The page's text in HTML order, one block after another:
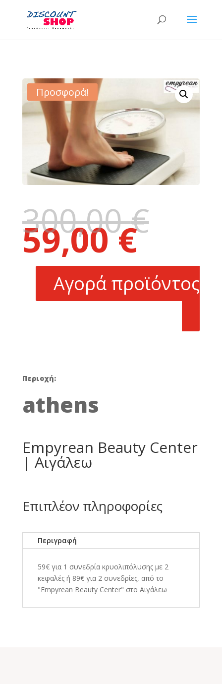
Προσφορά!
300,00€Original
59,00€Η
τιμή
είναι:
59,00 €.
Αγορά προϊόντος
Περιοχή:
athens
Empyrean Beauty Center
| Αιγάλεω
Επιπλέον πληροφορίες
Περιγραφή
59€ για 1 συνεδρία κρυολιπόλυσης με 2
κεφαλές ή 89€ για 2 συνεδρίες, από το
"Empyrean Beauty Center" στο Αιγάλεω